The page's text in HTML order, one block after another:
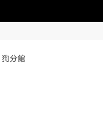
狗分館